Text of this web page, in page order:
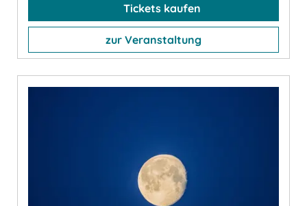
Tickets kaufen
zur Veranstaltung